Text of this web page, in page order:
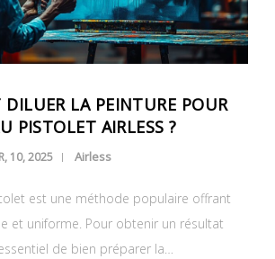
LA PEINTURE POUR
PISTOLET AIRLESS ?
10, 2025 Airless
est une méthode populaire offrant
et uniforme. Pour obtenir un résultat
de bien préparer la…